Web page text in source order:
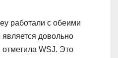
работали с обеими
является довольно
отметила WSJ. Это